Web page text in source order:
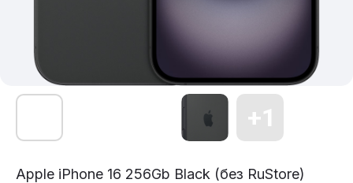
Apple iPhone 16 256Gb Black (без RuStore)